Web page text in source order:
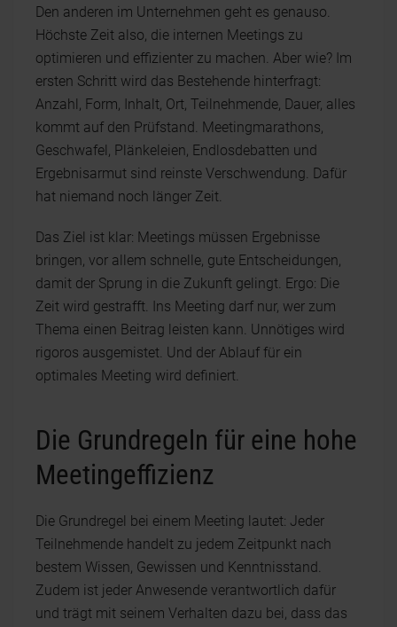
Den anderen im Unternehmen geht es genauso.
Höchste Zeit also, die internen Meetings zu
optimieren und effizienter zu machen. Aber wie? Im
ersten Schritt wird das Bestehende hinterfragt:
Anzahl, Form, Inhalt, Ort, Teilnehmende, Dauer, alles
kommt auf den Prüfstand. Meetingmarathons,
Geschwafel, Plänkeleien, Endlosdebatten und
Ergebnisarmut sind reinste Verschwendung. Dafür
hat niemand noch länger Zeit.
Das Ziel ist klar: Meetings müssen Ergebnisse
bringen, vor allem schnelle, gute Entscheidungen,
damit der Sprung in die Zukunft gelingt. Ergo: Die
Zeit wird gestrafft. Ins Meeting darf nur, wer zum
Thema einen Beitrag leisten kann. Unnötiges wird
rigoros ausgemistet. Und der Ablauf für ein
optimales Meeting wird definiert.
Die Grundregeln für eine hohe
Meetingeffizienz
Die Grundregel bei einem Meeting lautet: Jeder
Teilnehmende handelt zu jedem Zeitpunkt nach
bestem Wissen, Gewissen und Kenntnisstand.
Zudem ist jeder Anwesende verantwortlich dafür
und trägt mit seinem Verhalten dazu bei, dass das